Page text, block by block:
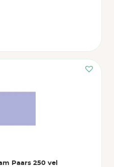
Paars 250 vel